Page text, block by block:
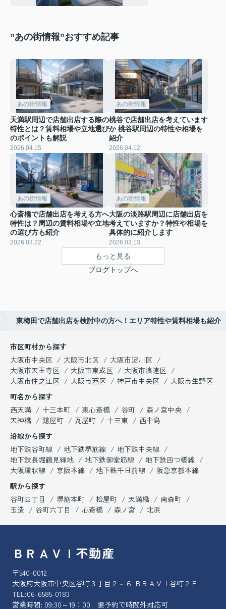
”あの街情報”おすすめ記事
あの街情報
天満駅周辺で店舗出店する際の
特性とは？賃料相場や立地選び
のポイントも解説
2026.04.15
あの街情報
桃谷で店舗出店を考えています
か 桃谷駅周辺の特性や相場を
紹介
2026.04.12
あの街情報
心斎橋で店舗出店を考える方へ
特性は？周辺の賃料相場や立地
の選び方も紹介
2026.03.22
あの街情報
大阪の淡路駅周辺に店舗出店を
考えていますか？特性や相場を
具体的に紹介します
2026.03.13
もっと見る
ブログトップへ
東梅田で店舗出店を検討中の方へ！エリア特性や賃料相場も紹介
市区町村から探す
大阪市中央区
大阪市北区
大阪市淀川区
大阪市天王寺区
大阪市東成区
大阪市浪速区
大阪市住之江区
大阪市西区 神戸市中央区
大阪市生野区
町名から探す
西天満
十三本町 東心斎橋 谷町
森ノ宮中央
天神橋
鎗屋町 瓦屋町 十三東
西中島
沿線から探す
地下鉄谷町線
地下鉄堺筋線
地下鉄中央線
地下鉄長堀鶴見緑地
地下鉄御堂筋線
地下鉄四つ橋線
大阪環状線
京阪本線 地下鉄千日前線
阪急京都本線
駅から探す
谷町四丁目
堺筋本町 松屋町 天満橋
南森町
玉造
谷町六丁目 心斎橋 森ノ宮 北浜
ＢＲＡＶＩ不動産
〒540-0012
大阪府大阪市中央区谷町３丁目２－６ ＢＲＡＶＩ谷町２Ｆ
TEL:06-6585-0183
営業時間: 09:30～19：00 要予約で時間外対応可